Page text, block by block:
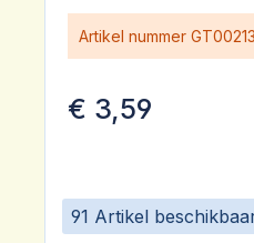
91 Artikel
Artikel nummer GT00213
€ 3,59